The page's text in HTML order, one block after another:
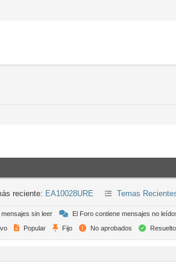
reciente: EA10028URE Temas
sin leer
El Foro contiene mensajes no
Popular Fijo No aprobados Resuelto